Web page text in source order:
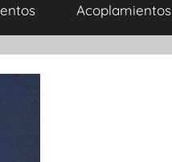
Acoplamientos